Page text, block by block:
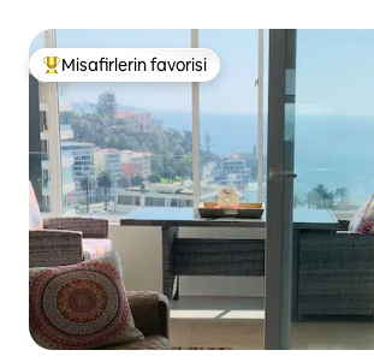
Misafirlerin favorilerinden en beğenilenler
Misafirlerin favorisi